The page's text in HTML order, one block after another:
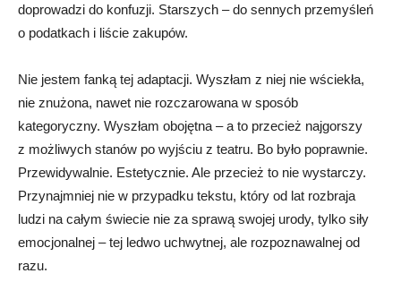
doprowadzi do konfuzji. Starszych – do sennych przemyśleń
o podatkach i liście zakupów.
Nie jestem fanką tej adaptacji. Wyszłam z niej nie wściekła,
nie znużona, nawet nie rozczarowana w sposób
kategoryczny. Wyszłam obojętna – a to przecież najgorszy
z możliwych stanów po wyjściu z teatru. Bo było poprawnie.
Przewidywalnie. Estetycznie. Ale przecież to nie wystarczy.
Przynajmniej nie w przypadku tekstu, który od lat rozbraja
ludzi na całym świecie nie za sprawą swojej urody, tylko siły
emocjonalnej – tej ledwo uchwytnej, ale rozpoznawalnej od
razu.